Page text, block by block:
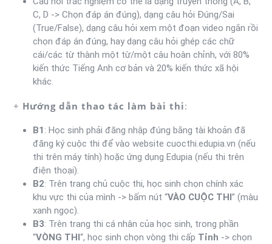
C, D -> Chọn đáp án đúng), dạng câu hỏi Đúng/Sai
(True/False), dạng câu hỏi xem một đoạn video ngắn rồi
chọn đáp án đúng, hay dạng câu hỏi ghép các chữ
cái/các từ thành một từ/một câu hoàn chỉnh, với 80%
kiến thức Tiếng Anh cơ bản và 20% kiến thức xã hội
khác.
+ Hướng dẫn thao tác làm bài thi:
B1 : Học sinh phải đăng nhập đúng bằng tài khoản đã
đăng ký cuộc thi để vào website cuocthi.edupia.vn (nếu
thi trên máy tính) hoặc ứng dụng Edupia (nếu thi trên
điện thoại).
B2: Trên trang chủ cuộc thi, học sinh chọn chính xác
khu vực thi của mình -> bấm nút “VÀO CUỘC THI” (màu
xanh ngọc).
B3: Trên trang thi cá nhân của học sinh, trong phần
“VÒNG THI“, học sinh chọn vòng thi cấp Tỉnh -> chọn